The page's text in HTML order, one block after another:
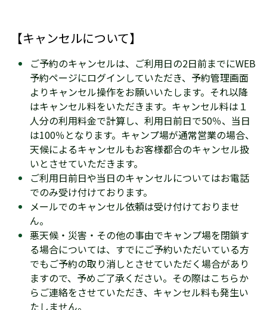
【キャンセルについて】
ご予約のキャンセルは、ご利用日の2日前までにWEB
予約ページにログインしていただき、予約管理画面
よりキャンセル操作をお願いいたします。それ以降
はキャンセル料をいただきます。 キャンセル料は１
人分の利用料金で計算し、利用日前日で50％、当日
は100％となります。 キャンプ場が通常営業の場合、
天候によるキャンセルもお客様都合のキャンセル扱
いとさせていただきます。
ご利用日前日や当日のキャンセルについてはお電話
でのみ受け付けております。
メールでのキャンセル依頼は受け付けておりませ
ん。
悪天候・災害・その他の事由でキャンプ場を閉鎖す
る場合については、すでにご予約いただいている方
でもご予約の取り消しとさせていただく場合があり
ますので、予めご了承ください。その際はこちらか
らご連絡をさせていただき、キャンセル料も発生い
たしません。